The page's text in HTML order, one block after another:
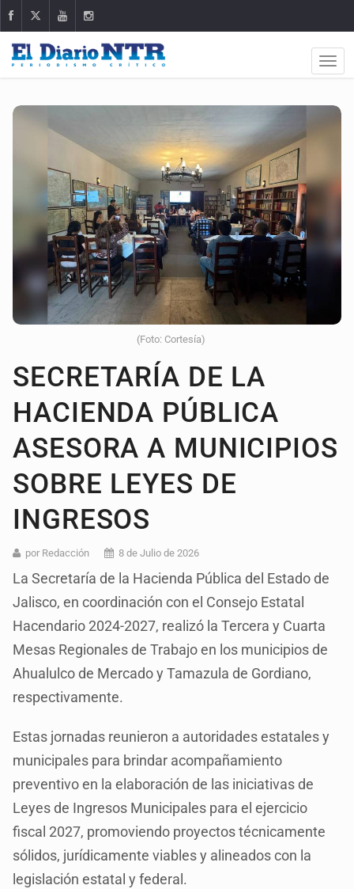
(Foto: Cortesía)
SECRETARÍA DE LA
HACIENDA PÚBLICA
ASESORA A MUNICIPIOS
SOBRE LEYES DE
INGRESOS
por Redacción 8 de Julio de 2026
La Secretaría de la Hacienda Pública del Estado de
Jalisco, en coordinación con el Consejo Estatal
Hacendario 2024-2027, realizó la Tercera y Cuarta
Mesas Regionales de Trabajo en los municipios de
Ahualulco de Mercado y Tamazula de Gordiano,
respectivamente.
Estas jornadas reunieron a autoridades estatales y
municipales para brindar acompañamiento
preventivo en la elaboración de las iniciativas de
Leyes de Ingresos Municipales para el ejercicio
fiscal 2027, promoviendo proyectos técnicamente
sólidos, jurídicamente viables y alineados con la
legislación estatal y federal.